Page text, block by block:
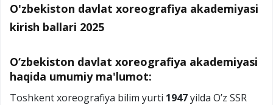
O'zbekiston davlat xoreografiya akademiyasi
kirish ballari 2025
O‘zbekiston davlat xoreografiya akademiyasi
haqida umumiy ma'lumot:
Toshkent xoreografiya bilim yurti 1947yilda O’z SSR